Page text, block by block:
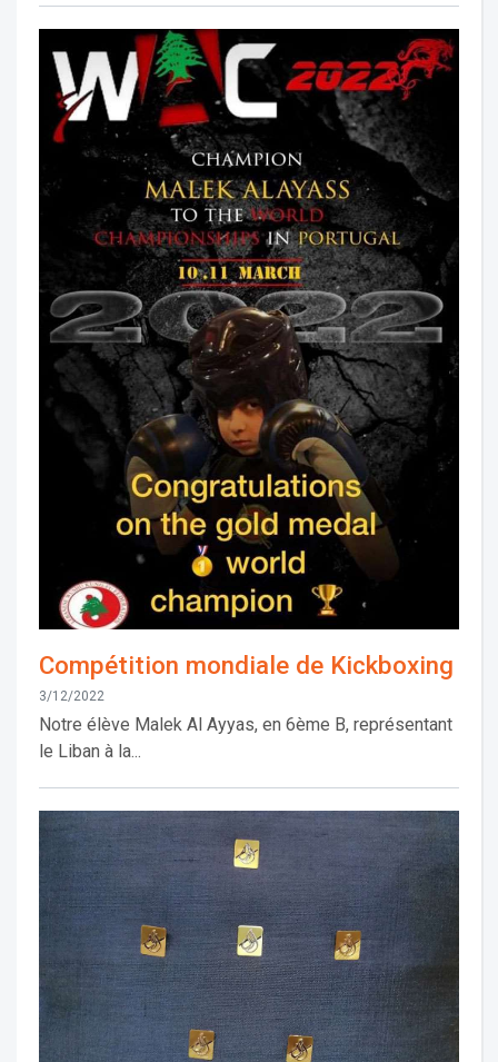
Compétition mondiale de Kickboxing
3/12/2022
Notre élève Malek Al Ayyas, en 6ème B, représentant
le Liban à la...